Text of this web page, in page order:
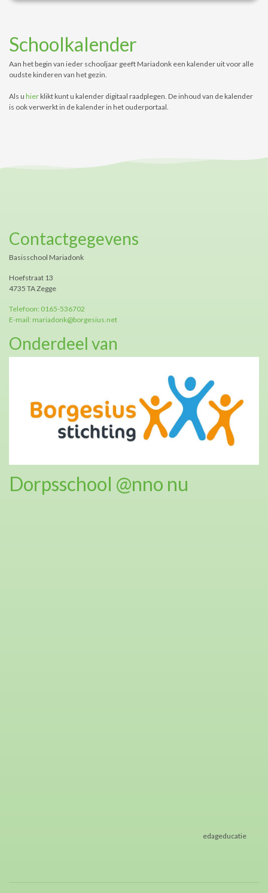
Schoolkalender
Aan het begin van ieder schooljaar geeft Mariadonk een kalender uit voor alle
oudste kinderen van het gezin.
Als u hierklikt kunt u kalender digitaal raadplegen. De inhoud van de kalender
is ook verwerkt in de kalender in het ouderportaal.
Contactgegevens
Basisschool Mariadonk
Hoefstraat 13
4735 TA Zegge
Telefoon: 0165-536702
E-mail: mariadonk@borgesius.net
Onderdeel van
Dorpsschool @nno nu
edageducatie